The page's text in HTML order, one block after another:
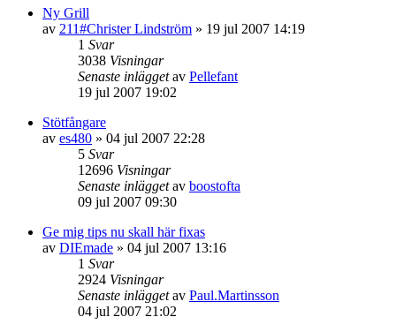
Ny Grill
av 211#Christer Lindström » 19 jul 2007 14:19
1 Svar
3038 Visningar
Senaste inläggetav Pellefant
19 jul 2007 19:02
Stötfångare
av es480 » 04 jul 2007 22:28
5 Svar
12696 Visningar
Senaste inläggetav boostofta
09 jul 2007 09:30
Ge mig tips nu skall här fixas
av DIEmade » 04 jul 2007 13:16
1 Svar
2924 Visningar
Senaste inläggetav Paul.Martinsson
04 jul 2007 21:02